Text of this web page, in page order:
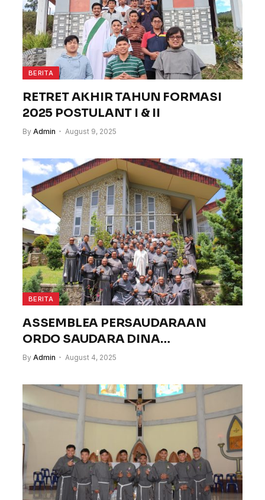
BERITA
RETRET AKHIR TAHUN FORMASI
2025 POSTULANT I & II
By Admin August 9, 2025
BERITA
ASSEMBLEA PERSAUDARAAN
ORDO SAUDARA DINA
KONVENTUAL (OFMConv)
INDONESIA, Tiga Dolok dan
Sinaksak, 14-17 Juli 2025
By Admin August 4, 2025